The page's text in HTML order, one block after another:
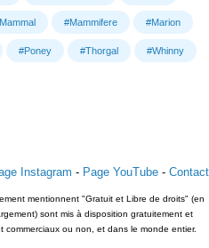
#Mammifere #Marion
#Poney #Thorgal #Whinny
Instagram - Page YouTube- Contact
mentionnent "Gratuit et Libre de droits" (en
sont mis à disposition gratuitement et
ou non, et dans le monde entier.